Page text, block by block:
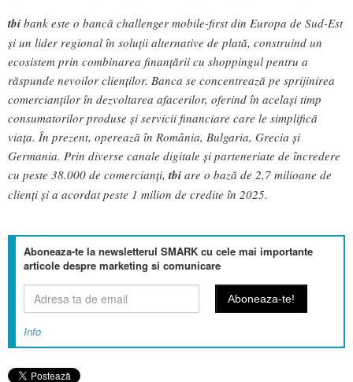
tbi bank este o bancă challenger mobile-first din Europa de Sud-Est
și un lider regional în soluții alternative de plată, construind un
ecosistem prin combinarea finanțării cu shoppingul pentru a
răspunde nevoilor clienților. Banca se concentrează pe sprijinirea
comercianților în dezvoltarea afacerilor, oferind în același timp
consumatorilor produse și servicii financiare care le simplifică
viața. În prezent, operează în România, Bulgaria, Grecia și
Germania. Prin diverse canale digitale și parteneriate de încredere
cu peste 38.000 de comercianți, tbi are o bază de 2,7 milioane de
clienți și a acordat peste 1 milion de credite în 2025.
Aboneaza-te la newsletterul SMARK cu cele mai importante
articole despre marketing si comunicare
Info